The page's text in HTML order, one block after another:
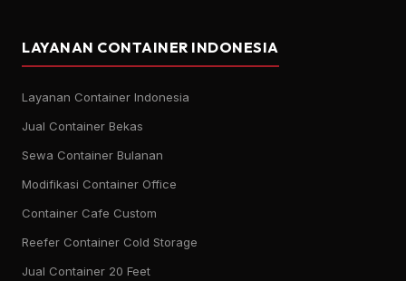
LAYANAN CONTAINER INDONESIA
Layanan Container Indonesia
Jual Container Bekas
Sewa Container Bulanan
Modifikasi Container Office
Container Cafe Custom
Reefer Container Cold Storage
Jual Container 20 Feet